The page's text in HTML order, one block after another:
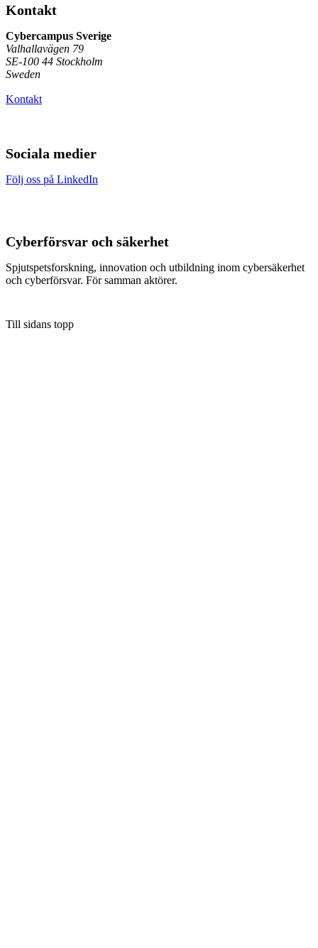
Kontakt
Cybercampus Sverige
Valhallavägen 79
SE-100 44 Stockholm
Sweden
Kontakt
Sociala medier
Följ oss på LinkedIn
Cyberförsvar och säkerhet
Spjutspetsforskning, innovation och utbildning inom cybersäkerhet
och cyberförsvar. För samman aktörer.
Till sidans topp